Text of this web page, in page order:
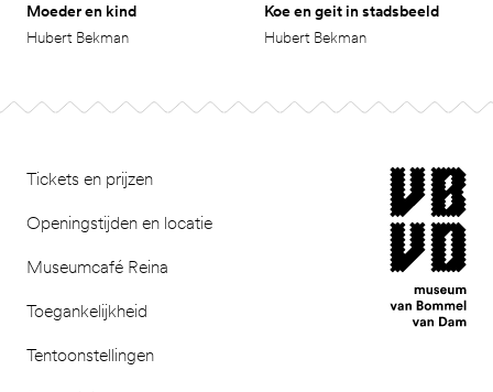
Moeder en kind
Hubert Bekman
Koe en geit in stadsbeeld
Hubert Bekman
Tickets en prijzen
Openingstijden en locatie
Museumcafé Reina
Toegankelijkheid
Tentoonstellingen
museum van